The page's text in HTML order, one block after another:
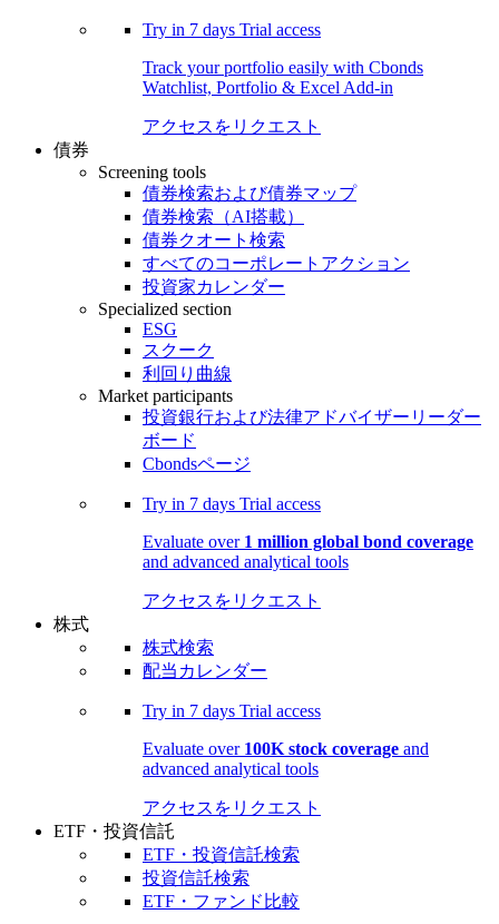
Try in 7 days Trial access
Track your portfolio easily with Cbonds
Watchlist, Portfolio & Excel Add-in
アクセスをリクエスト
債券
Screening tools
債券検索および債券マップ
債券検索（AI搭載）
債券クオート検索
すべてのコーポレートアクション
投資家カレンダー
Specialized section
ESG
スクーク
利回り曲線
Market participants
投資銀行および法律アドバイザーリーダー
ボード
Cbondsページ
Try in 7 days Trial access
Evaluate over 1 million global bond coverage
and advanced analytical tools
アクセスをリクエスト
株式
株式検索
配当カレンダー
Try in 7 days Trial access
Evaluate over 100K stock coverage and
advanced analytical tools
アクセスをリクエスト
ETF・投資信託
ETF・投資信託検索
投資信託検索
ETF・ファンド比較